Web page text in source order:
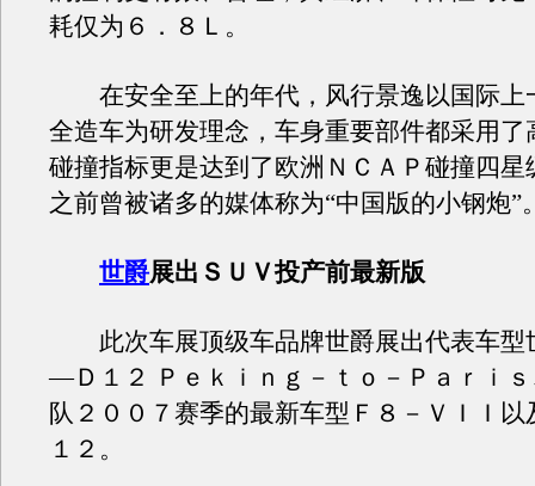
耗仅为６．８Ｌ。
在安全至上的年代，风行景逸以国际上
全造车为研发理念，车身重要部件都采用了
碰撞指标更是达到了欧洲ＮＣＡＰ碰撞四星
之前曾被诸多的媒体称为“中国版的小钢炮”
世爵展出ＳＵＶ投产前最新版
此次车展顶级车品牌世爵展出代表车型
—Ｄ１２ Ｐｅｋｉｎｇ－ｔｏ－Ｐａｒｉ
队２００７赛季的最新车型Ｆ８－ＶＩＩ以
１２。